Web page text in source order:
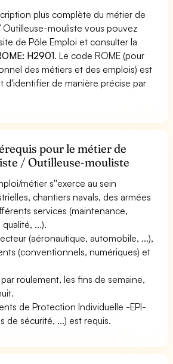
plus complète du métier de
mouliste vous pouvez
de Pôle Emploi et consulter la
H2901. Le code ROME (pour
des métiers et des emplois) est
d'identifier de manière précise par
pour le métier de
/ Outilleuse-mouliste
métier s''exerce au sein
chantiers navals, des armées
services (maintenance,
...).
(aéronautique, automobile, ...),
(conventionnels, numériques) et
roulement, les fins de semaine,
de Protection Individuelle -EPI-
de sécurité, ...) est requis.